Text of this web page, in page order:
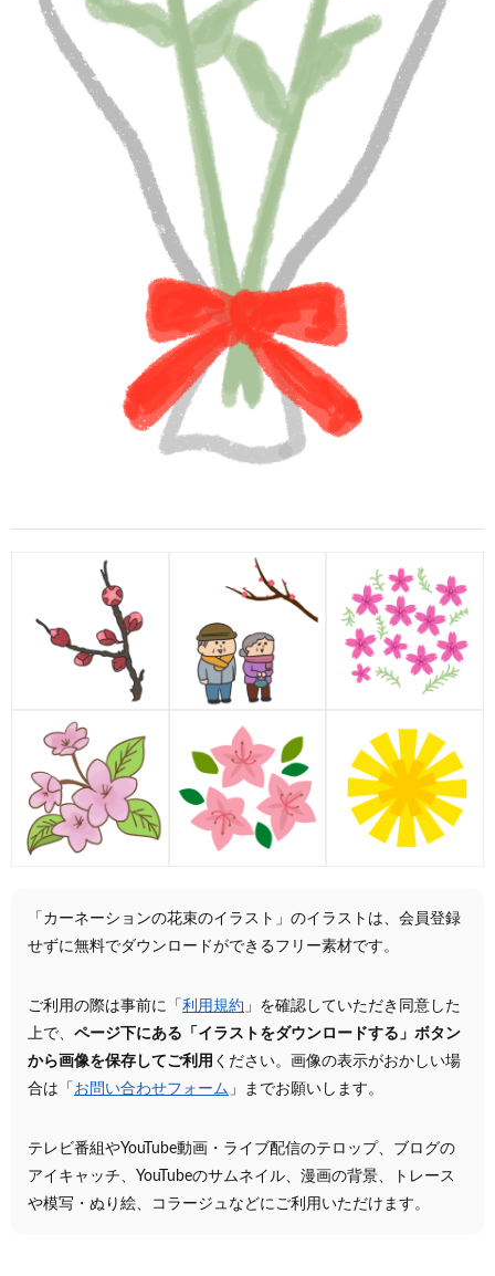
「カーネーションの花束のイラスト」のイラストは、会員登録
せずに無料でダウンロードができるフリー素材です。
ご利用の際は事前に「 利用規約 」を確認していただき同意した
上で、 ページ下にある「イラストをダウンロードする」ボタン
から画像を保存してご利用 ください。画像の表示がおかしい場
合は「 お問い合わせフォーム 」までお願いします。
テレビ番組やYouTube動画・ライブ配信のテロップ、ブログの
アイキャッチ、YouTubeのサムネイル、漫画の背景、トレース
や模写・ぬり絵、コラージュなどにご利用いただけます。